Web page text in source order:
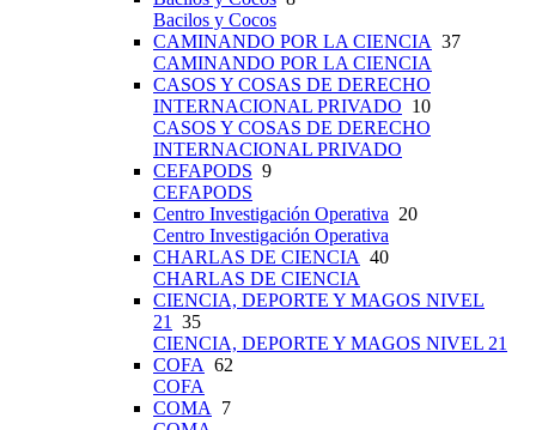
Bacilos y Cocos
CAMINANDO POR LA CIENCIA 37
CAMINANDO POR LA CIENCIA
CASOS Y COSAS DE DERECHO
INTERNACIONAL PRIVADO 10
CASOS Y COSAS DE DERECHO
INTERNACIONAL PRIVADO
CEFAPODS 9
CEFAPODS
Centro Investigación Operativa 20
Centro Investigación Operativa
CHARLAS DE CIENCIA 40
CHARLAS DE CIENCIA
CIENCIA, DEPORTE Y MAGOS NIVEL
21
35
CIENCIA, DEPORTE Y MAGOS NIVEL 21
COFA 62
COFA
COMA
7